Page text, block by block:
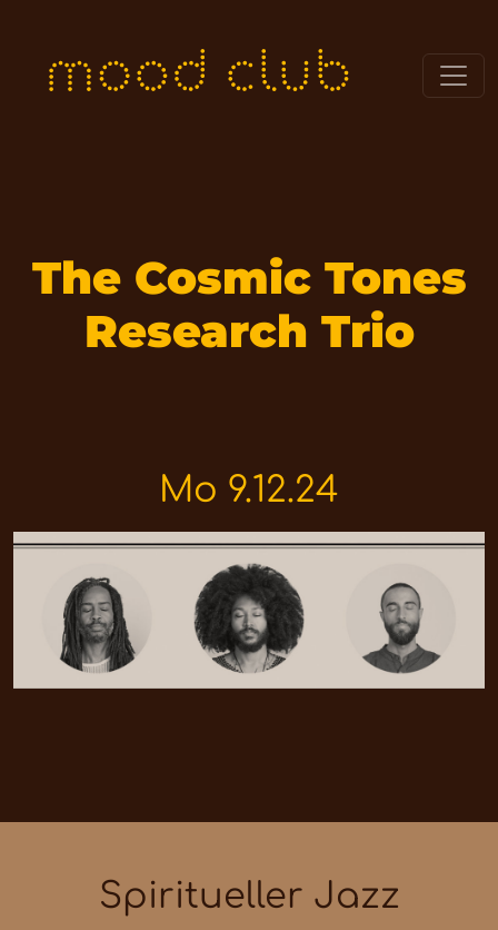
The Cosmic Tones
Research Trio
Mo 9.12.24
Spiritueller Jazz